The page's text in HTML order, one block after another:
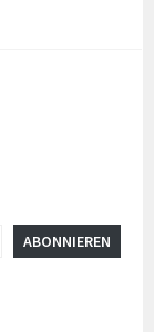
ABONNIEREN